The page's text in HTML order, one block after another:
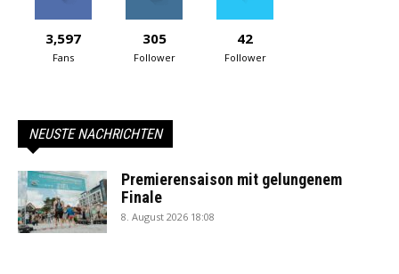
3,597
Fans
305
Follower
42
Follower
NEUSTE NACHRICHTEN
Premierensaison mit gelungenem
Finale
8. August 2026 18:08